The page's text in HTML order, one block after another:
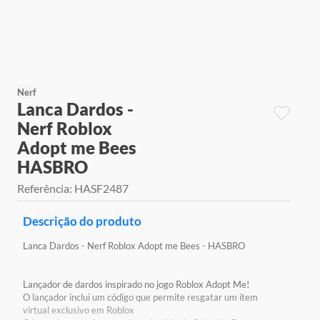
Nerf
Lanca Dardos -
Nerf Roblox
Adopt me Bees
HASBRO
Referência: HASF2487
Descrição do produto
Lanca Dardos - Nerf Roblox Adopt me Bees - HASBRO
Lançador de dardos inspirado no jogo Roblox Adopt Me!
O lançador inclui um código que permite resgatar um item
virtual exclusivo em Roblox